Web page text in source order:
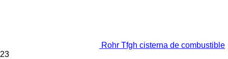
Rohr Tfgh cisterna de combustible
23